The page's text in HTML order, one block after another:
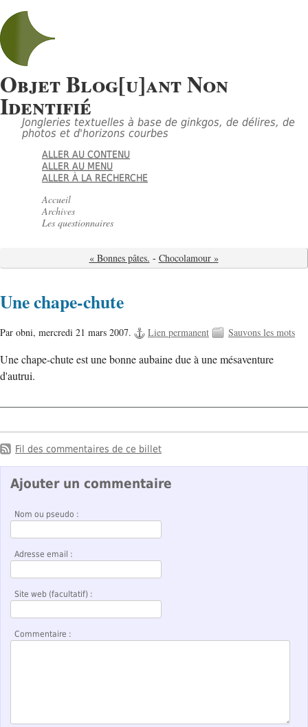
Objet Blog[u]ant Non
Identifié
Jongleries textuelles à base de ginkgos, de délires, de
photos et d'horizons courbes
ALLER AU CONTENU
ALLER AU MENU
ALLER À LA RECHERCHE
Accueil
Archives
Les questionnaires
« Bonnes pâtes. - Chocolamour »
Une chape-chute
Par obni, mercredi 21 mars 2007. Lien permanent Sauvons les mots
Une chape-chute est une bonne aubaine due à une mésaventure
d'autrui.
Fil des commentaires de ce billet
Ajouter un commentaire
Nom ou pseudo :
Adresse email :
Site web (facultatif) :
Commentaire :